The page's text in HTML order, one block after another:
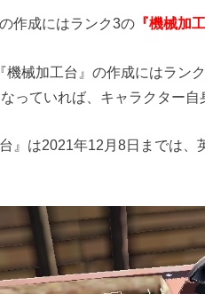
作成にはランク3の 『機械加
機械加工台』の作成にはラン
っていれば、キャラクター自
台』は2021年12月8日までは